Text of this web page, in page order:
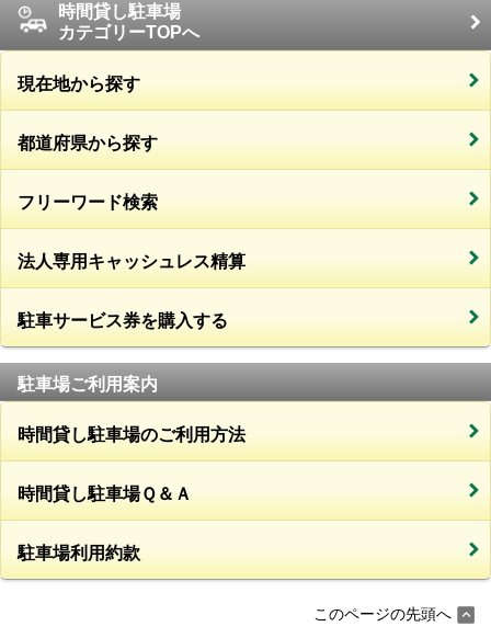
時間貸し駐車場
カテゴリーTOPへ
現在地から探す
都道府県から探す
フリーワード検索
法人専用キャッシュレス精算
駐車サービス券を購入する
駐車場ご利用案内
時間貸し駐車場のご利用方法
時間貸し駐車場Ｑ＆Ａ
駐車場利用約款
このページの先頭へ